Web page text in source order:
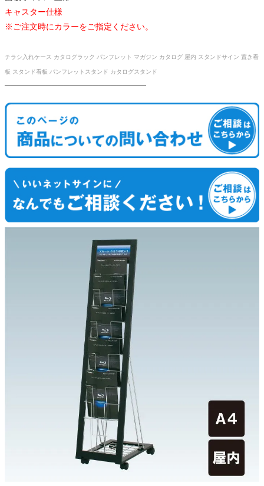
キャスター仕様
※ご注文時にカラーをご指定ください。
チラシ入れケース カタログラック パンフレット マガジン カタログ 屋内 スタンドサイン 置き看
板 スタンド看板 パンフレットスタンド カタログスタンド
────────────────────────